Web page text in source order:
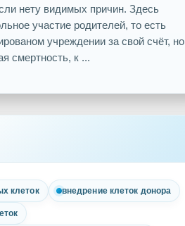
нету видимых причин. Здесь
участие родителей, то есть
учреждении за свой счёт, но
смертность, к ...
клеток внедрение клеток донора